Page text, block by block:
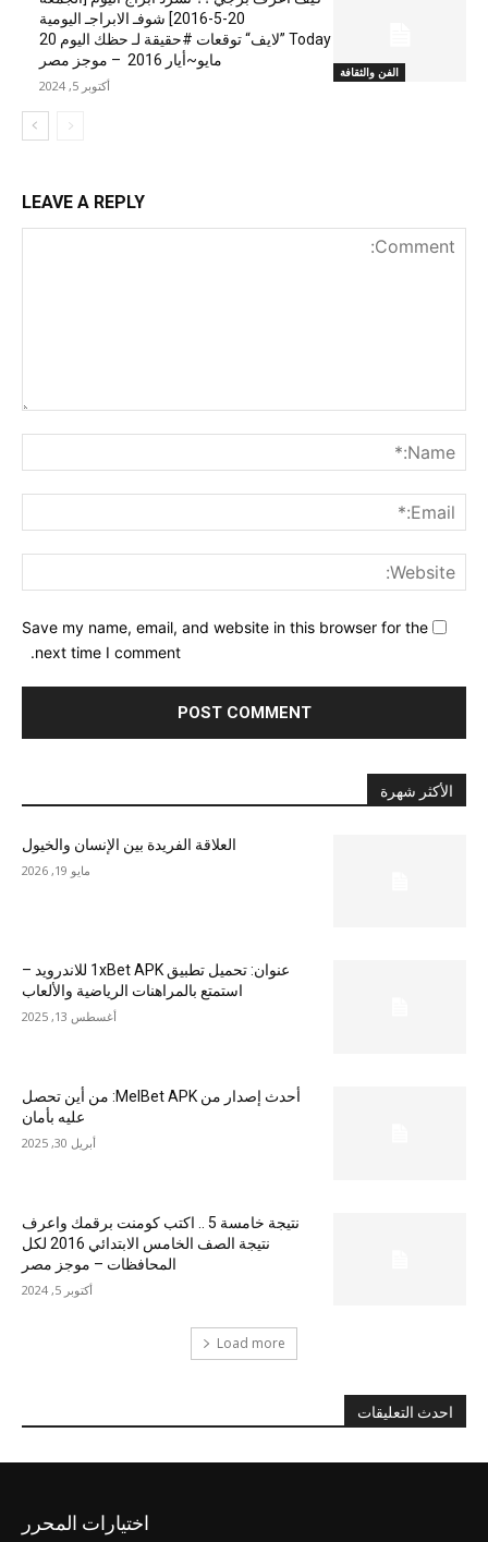
الفن والثقافة
20-5-2016] شوفـ الابراجـ اليومية
Today ”لايف“ توقعات #حقيقة لـ حظك اليوم 20
مايو~أيار 2016 – موجز مصر
أكتوبر 5, 2024
LEAVE A REPLY
Save my name, email, and website in this browser for the
next time I comment.
الأكثر شهرة
العلاقة الفريدة بين الإنسان والخيول
مايو 19, 2026
عنوان: تحميل تطبيق 1xBet APK للاندرويد –
استمتع بالمراهنات الرياضية والألعاب
أغسطس 13, 2025
أحدث إصدار من MelBet APK: من أين تحصل
عليه بأمان
أبريل 30, 2025
نتيجة خامسة 5 .. اكتب كومنت برقمك واعرف
نتيجة الصف الخامس الابتدائي 2016 لكل
المحافظات – موجز مصر
أكتوبر 5, 2024
Load more
احدث التعليقات
اختيارات المحرر